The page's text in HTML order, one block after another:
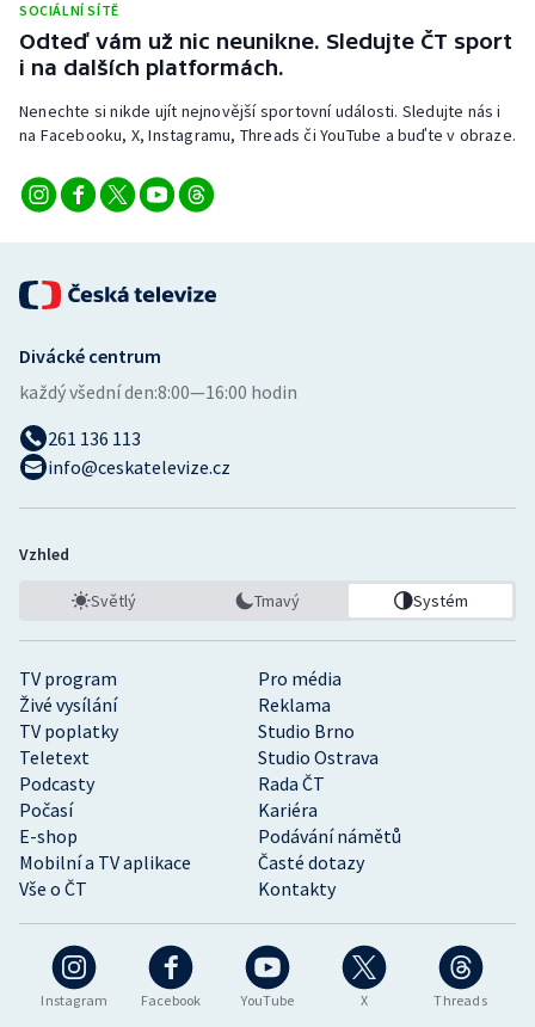
Triatlon
Vodní slalom
Volejbal
SOCIÁLNÍ SÍTĚ
Odteď vám už nic neunikne. Sledujte ČT sport
i na dalších platformách.
Nenechte si nikde ujít nejnovější sportovní události. Sledujte nás i
na Facebooku, X, Instagramu, Threads či YouTube a buďte v obraze.
Instagram Facebook YouTube X Threads
TV program
Pro média
Živé vysílání
Reklama
TV poplatky
Studio Brno
Teletext
Studio Ostrava
Podcasty
Rada ČT
Počasí
Kariéra
E-shop
Podávání námětů
Mobilní a TV aplikace
Časté dotazy
Vše o ČT
Kontakty
Divácké centrum
každý všední den:8:00—16:00 hodin
261 136 113
info@ceskatelevize.cz
Vzhled
Světlý Tmavý Systém